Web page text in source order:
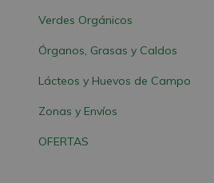
Verdes Orgánicos
Órganos, Grasas y Caldos
Lácteos y Huevos de Campo
Zonas y Envíos
OFERTAS